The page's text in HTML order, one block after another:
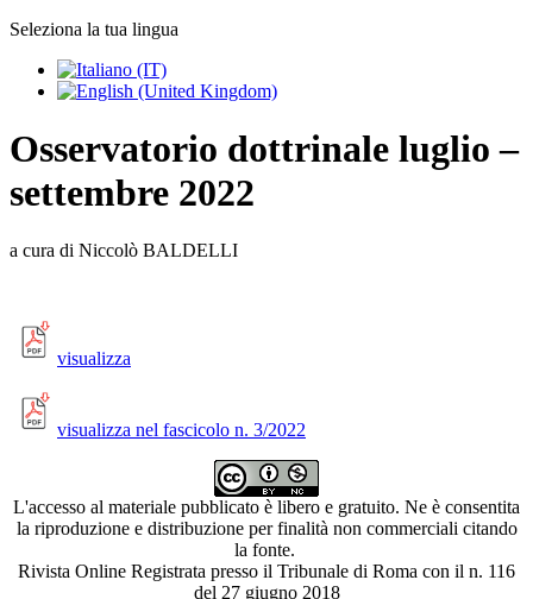
Seleziona la tua lingua
Osservatorio dottrinale luglio –
settembre 2022
a cura di Niccolò BALDELLI
visualizza
visualizza nel fascicolo n. 3/2022
L'accesso al materiale pubblicato è libero e gratuito. Ne è consentita
la riproduzione e distribuzione per finalità non commerciali citando
la fonte.
Rivista Online Registrata presso il Tribunale di Roma con il n. 116
del 27 giugno 2018